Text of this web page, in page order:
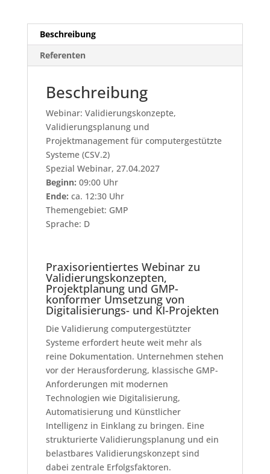
Beschreibung
Referenten
Beschreibung
Webinar: Validierungskonzepte,
Validierungsplanung und
Projektmanagement für computergestützte
Systeme (CSV.2)
Spezial Webinar, 27.04.2027
Beginn: 09:00 Uhr
Ende: ca. 12:30 Uhr
Themengebiet: GMP
Sprache: D
Praxisorientiertes Webinar zu
Validierungskonzepten,
Projektplanung und GMP-
konformer Umsetzung von
Digitalisierungs- und KI-Projekten
Die Validierung computergestützter
Systeme erfordert heute weit mehr als
reine Dokumentation. Unternehmen stehen
vor der Herausforderung, klassische GMP-
Anforderungen mit modernen
Technologien wie Digitalisierung,
Automatisierung und Künstlicher
Intelligenz in Einklang zu bringen. Eine
strukturierte Validierungsplanung und ein
belastbares Validierungskonzept sind
dabei zentrale Erfolgsfaktoren.